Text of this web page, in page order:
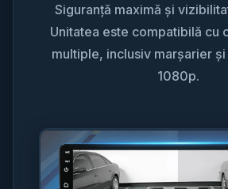
Siguranță maximă și
Unitatea este compatibilă cu
multiple, inclusiv marșarier
1080p.